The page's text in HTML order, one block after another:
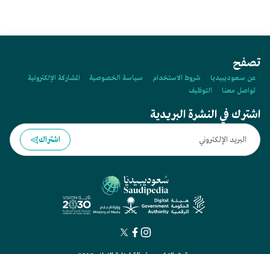
تصفح
عن سعوديبيديا شروط الاستخدام سياسة الخصوصية
المشاركة الإلكترونية
تواصل معنا
التوظيف
اشترك في النشرة البريدية
اشتراك